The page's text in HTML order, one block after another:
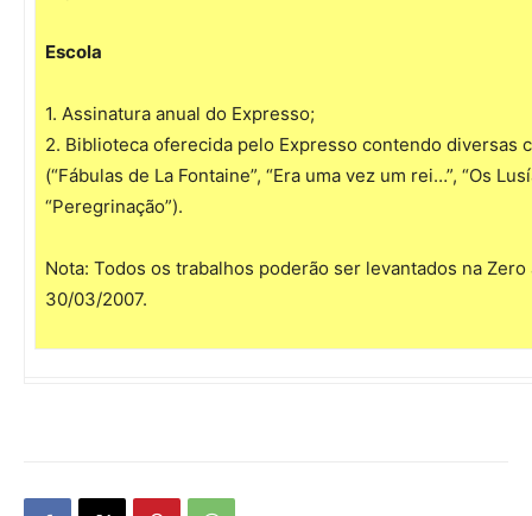
Escola
1. Assinatura anual do Expresso;
2. Biblioteca oferecida pelo Expresso contendo diversas
(“Fábulas de La Fontaine”, “Era uma vez um rei…”, “Os
“Peregrinação”).
Nota: Todos os trabalhos poderão ser levantados na
30/03/2007.